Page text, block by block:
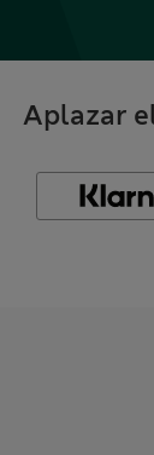
Aplazar